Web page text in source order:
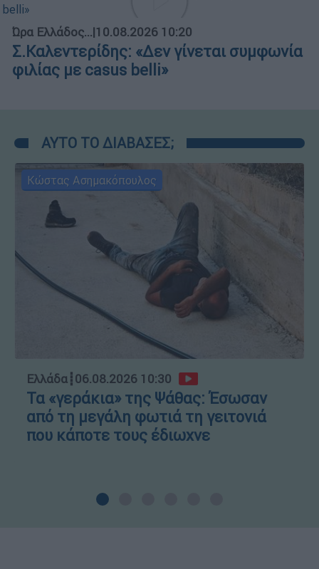
Ώρα Ελλάδος...|10.08.2026 10:20
Σ.Καλεντερίδης: «Δεν γίνεται συμφωνία
φιλίας με casus belli»
ΑΥΤΟ ΤΟ ΔΙΑΒΑΣΕΣ;
Κώστας Ασημακόπουλος
Ελλάδα┋06.08.2026 10:30
Τα «γεράκια» της Ψάθας: Έσωσαν
από τη μεγάλη φωτιά τη γειτονιά
που κάποτε τους έδιωχνε